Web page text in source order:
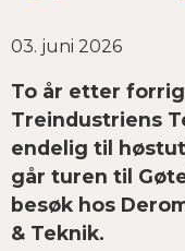
03. juni 2026
To år etter
Treindustriens
endelig til
går turen til
besøk hos
& Teknik.